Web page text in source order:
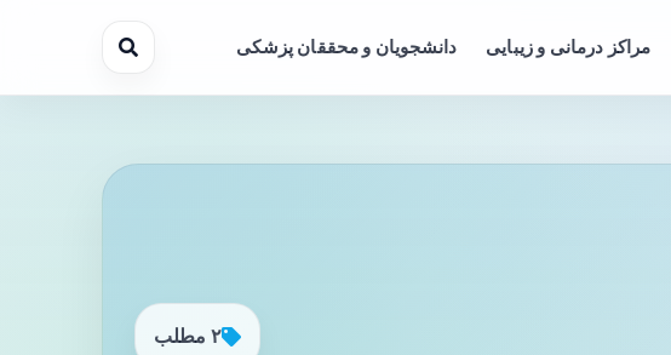
مراکز درمانی و زیبایی دانشجویان و محققان پزشکی
۲ مطلب